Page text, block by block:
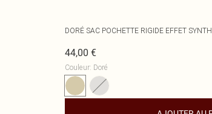
DORÉ SAC POCHETTE RIGIDE EFFET
44,00 €
Couleur: Doré